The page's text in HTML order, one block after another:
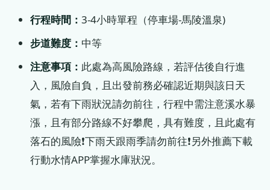
行程時間： 3-4小時單程（停車場-馬陵溫泉)
步道難度： 中等
注意事項： 此處為高風險路線，若評估後自行進
入，風險自負，且出發前務必確認近期與該日天
氣，若有下雨狀況請勿前往，行程中需注意溪水暴
漲，且有部分路線不好攀爬，具有難度，且此處有
落石的風險❗️下雨天跟雨季請勿前往❗️另外推薦下載
行動水情APP掌握水庫狀況。